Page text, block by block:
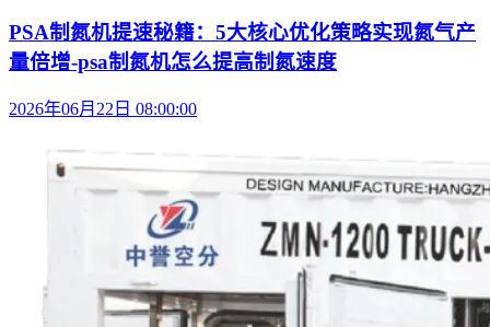
PSA制氮机提速秘籍：5大核心优化策略实现氮气产
量倍增-psa制氮机怎么提高制氮速度
2026年06月22日 08:00:00